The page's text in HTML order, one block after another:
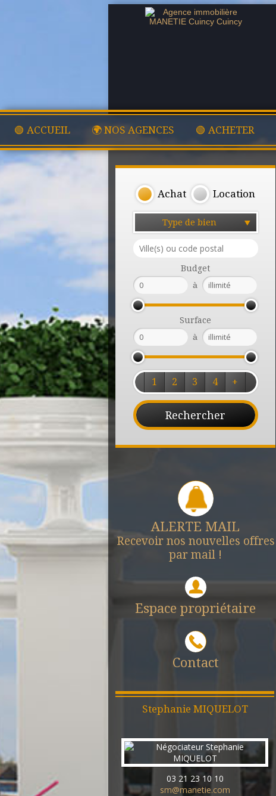
🟢 ACCUEIL 🌍 NOS AGENCES 🟢 ACHETER
Achat Location
Type de bien
Budget
à
Surface
à
1 2 3 4 +
ALERTE MAIL
Recevoir nos nouvelles offres
par mail !
Espace propriétaire
Contact
Stephanie MIQUELOT
03 21 23 10 10
sm@manetie.com